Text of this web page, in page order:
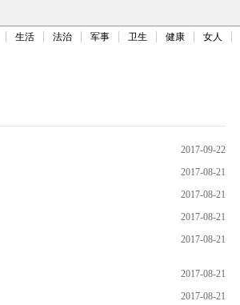
生活 法治 军事 卫生 健康 女人
2017-09-22
2017-08-21
2017-08-21
2017-08-21
2017-08-21
2017-08-21
2017-08-21